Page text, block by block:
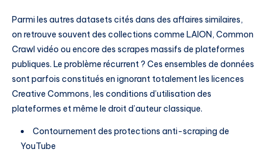
Parmi les autres datasets cités dans des affaires similaires,
on retrouve souvent des collections comme LAION, Common
Crawl vidéo ou encore des scrapes massifs de plateformes
publiques. Le problème récurrent ? Ces ensembles de données
sont parfois constitués en ignorant totalement les licences
Creative Commons, les conditions d’utilisation des
plateformes et même le droit d’auteur classique.
Contournement des protections anti-scraping de
YouTube